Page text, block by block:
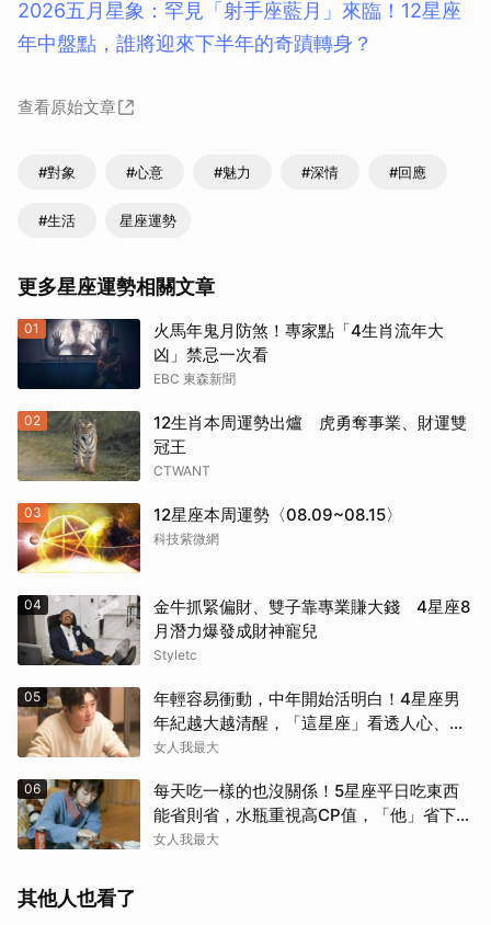
2026五月星象：罕見「射手座藍月」來臨！12星座
年中盤點，誰將迎來下半年的奇蹟轉身？
查看原始文章
#對象 #心意 #魅力 #深情 #回應
#生活 星座運勢
更多星座運勢相關文章
01
火馬年鬼月防煞！專家點「4生肖流年大
凶」禁忌一次看
EBC 東森新聞
02
12生肖本周運勢出爐 虎勇奪事業、財運雙
冠王
CTWANT
03 12星座本周運勢〈08.09~08.15〉
科技紫微網
04
金牛抓緊偏財、雙子靠專業賺大錢 4星座8
月潛力爆發成財神寵兒
Styletc
05
年輕容易衝動，中年開始活明白！4星座男
年紀越大越清醒，「這星座」看透人心、不
再討好任何人
女人我最大
06
每天吃一樣的也沒關係！5星座平日吃東西
能省則省，水瓶重視高CP值，「他」省下來
吃大餐
女人我最大
其他人也看了